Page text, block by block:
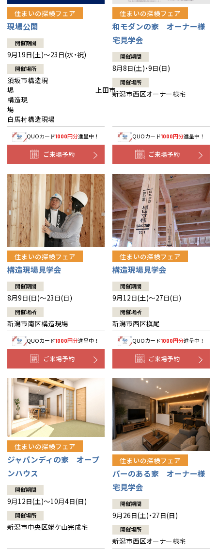
住まいの探検フェア
現場公開
開催期間
9月19日(土)～23日(水・祝)
開催場所
須坂市構造現
場 上田市
構造現
場
白馬村構造現場
QUOカード1000円分進呈中！
ご来場予約
住まいの探検フェア
和モダンの家 オーナー様
宅見学会
開催期間
8月8日(土)・9日(日)
開催場所
新潟市西区オーナー様宅
QUOカード1000円分進呈中！
ご来場予約
住まいの探検フェア
構造現場見学会
開催期間
8月9日(日)～23日(日)
開催場所
新潟市南区構造現場
QUOカード1000円分進呈中！
ご来場予約
住まいの探検フェア
構造現場見学会
開催期間
9月12日(土)～27日(日)
開催場所
新潟市西区槇尾
QUOカード1000円分進呈中！
ご来場予約
住まいの探検フェア
ジャパンディの家 オープ
ンハウス
開催期間
9月12日(土)～10月4日(日)
開催場所
新潟市中央区姥ケ山完成宅
住まいの探検フェア
バーのある家 オーナー様
宅見学会
開催期間
9月26日(土)・27日(日)
開催場所
新潟市西区オーナー様宅